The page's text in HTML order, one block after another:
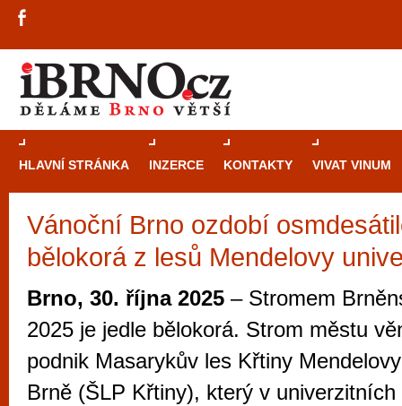
HLAVNÍ STRÁNKA INZERCE KONTAKTY VIVAT VINUM
Vánoční Brno ozdobí
bělokorá z lesů Mendelovy
Brno, 30. října 2025 – Stromem
2025 je jedle bělokorá. Strom městu
podnik Masarykův les Křtiny
Brně (ŠLP Křtiny), který v
Průvodce
Brně: Od
Brno je
zajímavé
restaurace,
Mimo jiné je ale také místem, kde si